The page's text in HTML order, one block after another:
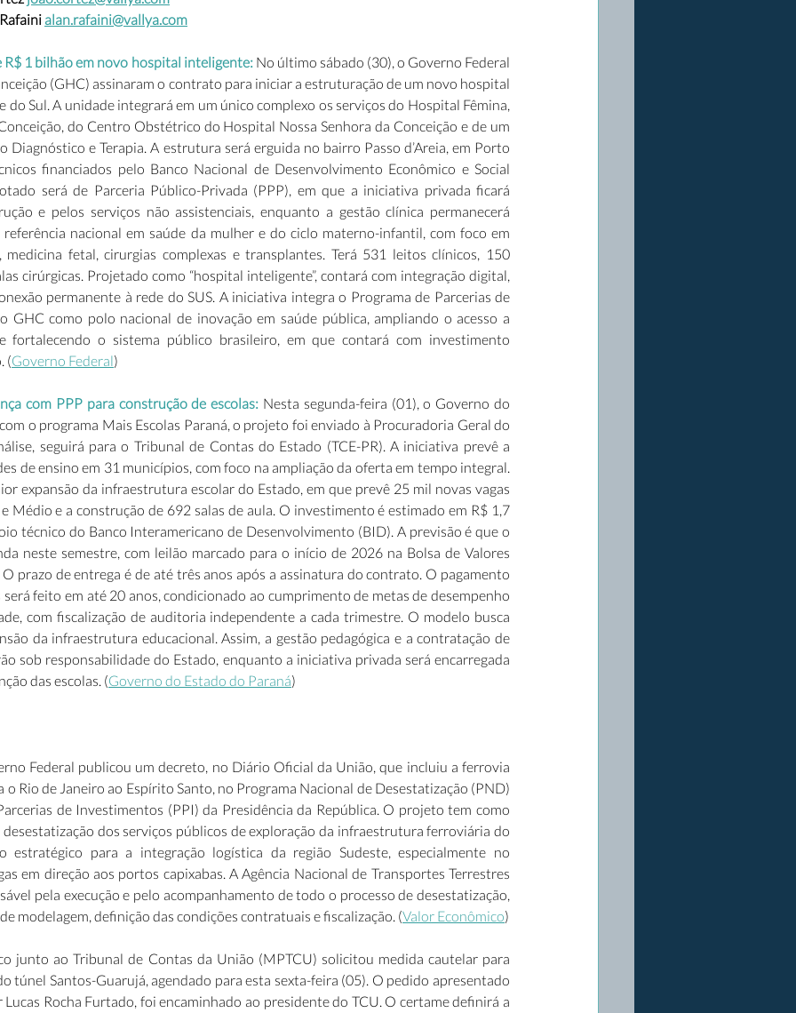
alan.rafaini@vallya.com
R$ 1 bilhão em novo hospital inteligente: No último sábado (30), o Governo Federal
(GHC) assinaram o contrato para iniciar a estruturação de um novo hospital
do Sul. A unidade integrará em um único complexo os serviços do Hospital Fêmina,
do Centro Obstétrico do Hospital Nossa Senhora da Conceição e de um
Diagnóstico e Terapia. A estrutura será erguida no bairro Passo d’Areia, em Porto
financiados pelo Banco Nacional de Desenvolvimento Econômico e Social
será de Parceria Público-Privada (PPP), em que a iniciativa privada ficará
e pelos serviços não assistenciais, enquanto a gestão clínica permanecerá
nacional em saúde da mulher e do ciclo materno-infantil, com foco em
medicina fetal, cirurgias complexas e transplantes. Terá 531 leitos clínicos, 150
cirúrgicas. Projetado como “hospital inteligente”, contará com integração digital,
permanente à rede do SUS. A iniciativa integra o Programa de Parcerias de
GHC como polo nacional de inovação em saúde pública, ampliando o acesso a
fortalecendo o sistema público brasileiro, em que contará com investimento
(Governo Federal)
com PPP para construção de escolas: Nesta segunda-feira (01), o Governo do
o programa Mais Escolas Paraná, o projeto foi enviado à Procuradoria Geral do
seguirá para o Tribunal de Contas do Estado (TCE-PR). A iniciativa prevê a
de ensino em 31 municípios, com foco na ampliação da oferta em tempo integral.
expansão da infraestrutura escolar do Estado, em que prevê 25 mil novas vagas
Médio e a construção de 692 salas de aula. O investimento é estimado em R$ 1,7
técnico do Banco Interamericano de Desenvolvimento (BID). A previsão é que o
neste semestre, com leilão marcado para o início de 2026 na Bolsa de Valores
O prazo de entrega é de até três anos após a assinatura do contrato. O pagamento
será feito em até 20 anos, condicionado ao cumprimento de metas de desempenho
com fiscalização de auditoria independente a cada trimestre. O modelo busca
da infraestrutura educacional. Assim, a gestão pedagógica e a contratação de
sob responsabilidade do Estado, enquanto a iniciativa privada será encarregada
das escolas. (Governo do Estado do Paraná)
Federal publicou um decreto, no Diário Oficial da União, que incluiu a ferrovia
o Rio de Janeiro ao Espírito Santo, no Programa Nacional de Desestatização (PND)
de Investimentos (PPI) da Presidência da República. O projeto tem como
dos serviços públicos de exploração da infraestrutura ferroviária do
estratégico para a integração logística da região Sudeste, especialmente no
em direção aos portos capixabas. A Agência Nacional de Transportes Terrestres
pela execução e pelo acompanhamento de todo o processo de desestatização,
modelagem, definição das condições contratuais e fiscalização. (Valor Econômico
junto ao Tribunal de Contas da União (MPTCU) solicitou medida cautelar para
túnel Santos-Guarujá, agendado para esta sexta-feira (05). O pedido apresentado
Rocha Furtado, foi encaminhado ao presidente do TCU. O certame definirá a